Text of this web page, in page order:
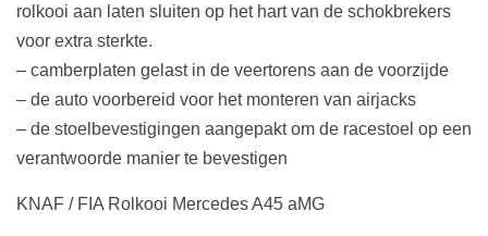
rolkooi aan laten sluiten op het hart van de schokbrekers
voor extra sterkte.
– camberplaten gelast in de veertorens aan de voorzijde
– de auto voorbereid voor het monteren van airjacks
– de stoelbevestigingen aangepakt om de racestoel op een
verantwoorde manier te bevestigen
KNAF / FIA Rolkooi Mercedes A45 aMG